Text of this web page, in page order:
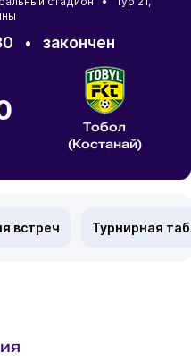
• закончен
Тобол
(Костанай)
встреч Турнирная